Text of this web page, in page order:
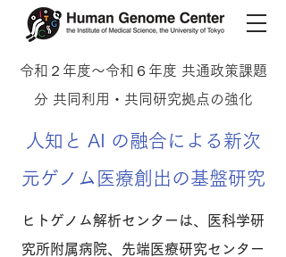
令和２年度〜令和６年度 共通政策課題
分 共同利用・共同研究拠点の強化
人知と AI の融合による新次
元ゲノム医療創出の基盤研究
ヒトゲノム解析センターは、医科学研
究所附属病院、先端医療研究センター